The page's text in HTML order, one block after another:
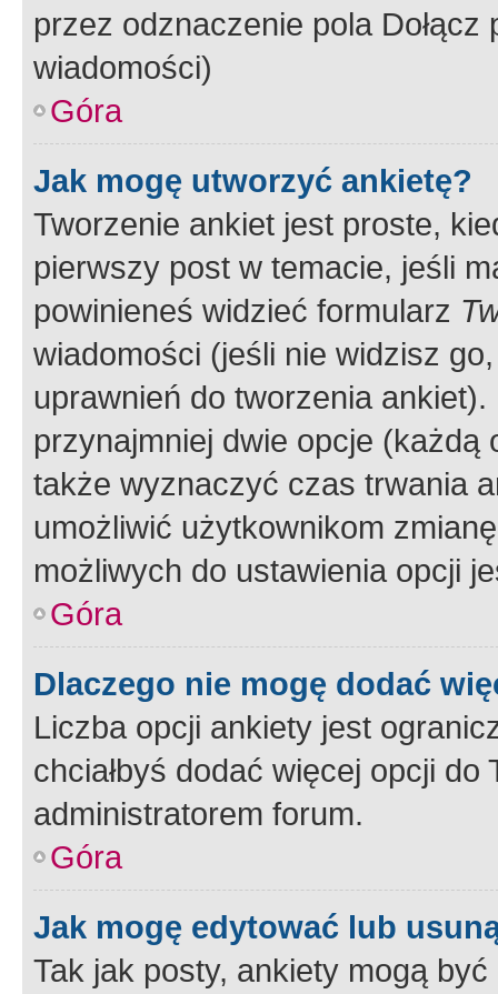
przez odznaczenie pola
wiadomości)
Góra
Jak mogę utworzyć ankietę?
Tworzenie ankiet jest proste,
pierwszy post w temacie, jeśli
powinieneś widzieć formularz
wiadomości (jeśli nie widzisz
uprawnień do tworzenia
przynajmniej dwie opcje
także wyznaczyć czas trwania
umożliwić użytkownikom
możliwych do ustawienia opcji
Góra
Dlaczego nie mogę dodać
Liczba opcji ankiety jest
chciałbyś dodać więcej opcji
administratorem forum.
Góra
Jak mogę edytować lub
Tak jak posty, ankiety mogą